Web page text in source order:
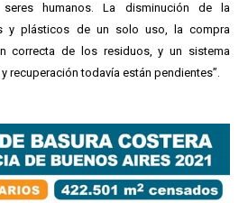
humanos. La disminución de la
y plásticos de un solo uso, la compra
correcta de los residuos, y un sistema
recuperación todavía están pendientes”.